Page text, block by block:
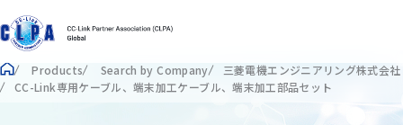
Products Search by Company
三菱電機エンジニアリング株式会社
CC-Link専用ケーブル、端末加工ケーブル、端末加工部品セット